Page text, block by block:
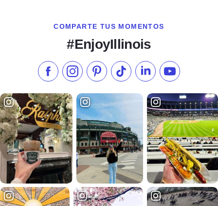
COMPARTE TUS MOMENTOS
#EnjoyIllinois
Síganos en Facebook
Síganos en Instagram
Visite nuestro Pinterest
Síganos en TikTok
Síganos en LinkedIn
Suscríbase a